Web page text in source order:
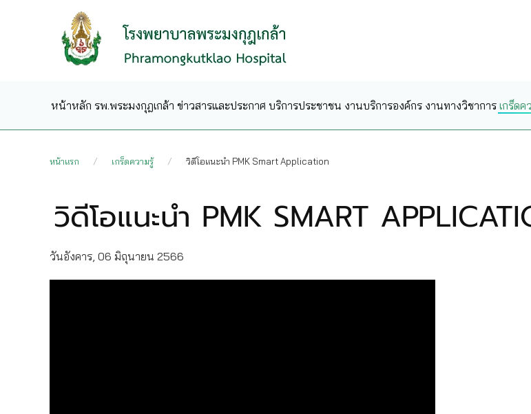
Skip to main content
หน้าหลัก รพ.พระมงกุฎเกล้า ข่าวสารและประกาศ บริการประชาชน งานบริการองค์กร งานทางวิชาการ เกร็ดค
หน้าแรก เกร็ดความรู้ วิดีโอแนะนำ PMK Smart Application
วิดีโอแนะนำ PMK SMART
วันอังคาร, 06 มิถุนายน 2566